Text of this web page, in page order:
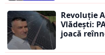
Revoluție
Vlădești:
joacă